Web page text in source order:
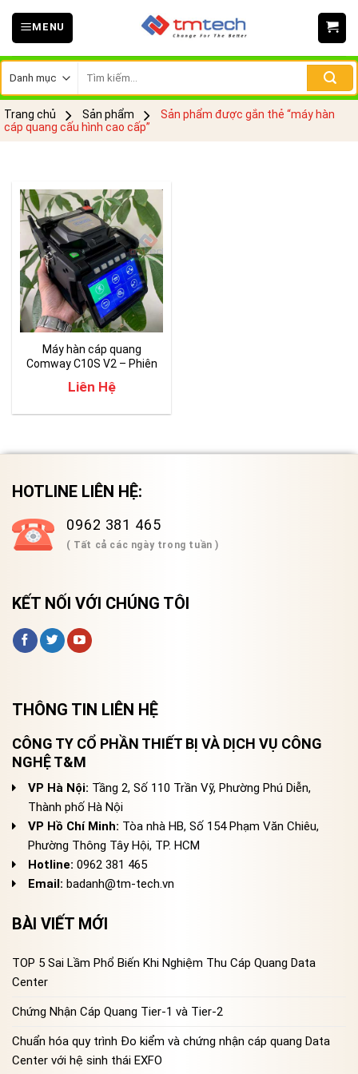
Skip
MENU
kiếm:
Trang chủ Sản phẩm
Sản phẩm được gắn thẻ “máy hàn
cáp quang cấu hình cao cấp”
Máy hàn cáp quang
Comway C10S V2 – Phiên
Liên Hệ
HOTLINE LIÊN HỆ:
0962 381 465
( Tất cả các ngày trong tuần )
KẾT NỐI VỚI CHÚNG TÔI
THÔNG TIN LIÊN HỆ
CÔNG TY CỔ PHẦN THIẾT BỊ VÀ DỊCH VỤ CÔNG
NGHỆ T&M
VP Hà Nội: Tầng 2, Số 110 Trần Vỹ, Phường Phú Diễn,
Thành phố Hà Nội
VP Hồ Chí Minh: Tòa nhà HB, Số 154 Phạm Văn Chiêu,
Phường Thông Tây Hội, TP. HCM
Hotline: 0962 381 465
Email: badanh@tm-tech.vn
BÀI VIẾT MỚI
TOP 5 Sai Lầm Phổ Biến Khi Nghiệm Thu Cáp Quang Data
Center
Chứng Nhận Cáp Quang Tier-1 và Tier-2
Chuẩn hóa quy trình Đo kiểm và chứng nhận cáp quang Data
Center với hệ sinh thái EXFO